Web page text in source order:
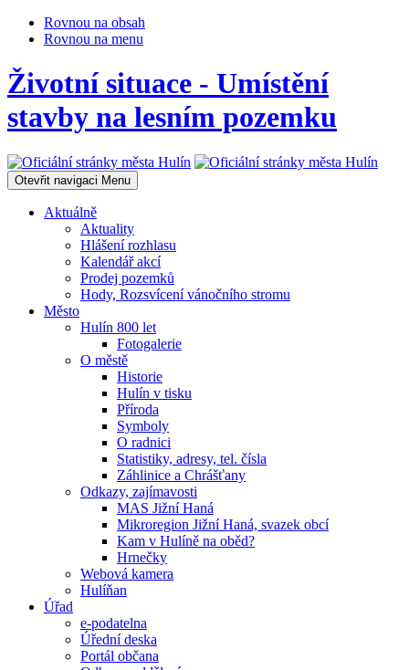
Rovnou na obsah
Rovnou na menu
Životní situace - Umístění
stavby na lesním pozemku
Otevřit navigaci Menu
Aktuálně
Aktuality
Hlášení rozhlasu
Kalendář akcí
Prodej pozemků
Hody, Rozsvícení vánočního stromu
Město
Hulín 800 let
Fotogalerie
O městě
Historie
Hulín v tisku
Příroda
Symboly
O radnici
Statistiky, adresy, tel. čísla
Záhlinice a Chrášťany
Odkazy, zajímavosti
MAS Jižní Haná
Mikroregion Jižní Haná, svazek obcí
Kam v Hulíně na oběd?
Hrnečky
Webová kamera
Hulíňan
Úřad
e-podatelna
Úřední deska
Portál občana